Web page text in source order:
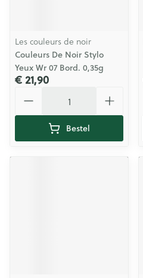
Les couleurs de noir
Couleurs De Noir Stylo
Yeux Wr 07 Bord. 0,35g
€ 21,90
Bestel